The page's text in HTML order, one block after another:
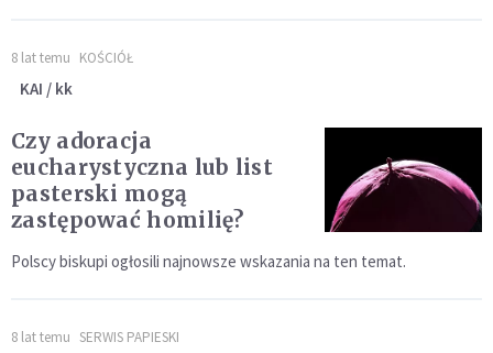
8 lat temu KOŚCIÓŁ
KAI / kk
Czy adoracja
eucharystyczna lub list
pasterski mogą
zastępować homilię?
Polscy biskupi ogłosili najnowsze wskazania na ten temat.
8 lat temu SERWIS PAPIESKI